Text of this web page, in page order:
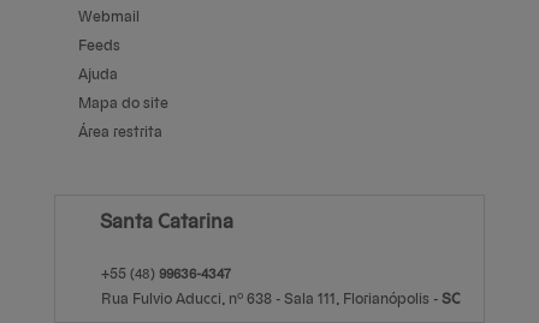
Webmail
Feeds
Ajuda
Mapa do site
Área restrita
Santa Catarina
+55 (48) 99636-4347
Rua Fulvio Aducci, nº 638 - Sala 111, Florianópolis - Santa
Catarina